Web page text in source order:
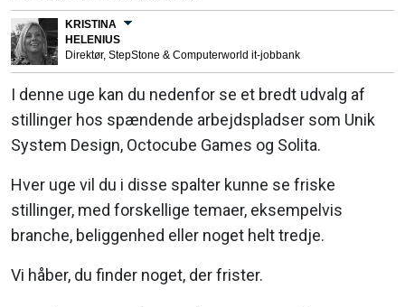
KRISTINA
HELENIUS
Direktør, StepStone & Computerworld it-jobbank
I denne uge kan du nedenfor se et bredt udvalg af
stillinger hos spændende arbejdspladser som Unik
System Design, Octocube Games og Solita.
Hver uge vil du i disse spalter kunne se friske
stillinger, med forskellige temaer, eksempelvis
branche, beliggenhed eller noget helt tredje.
Vi håber, du finder noget, der frister.